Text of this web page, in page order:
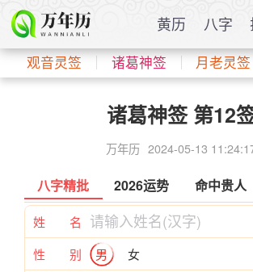
黄历 八字
观音灵签 诸葛神签 月老灵签
诸葛神签 第12
万年历 2024-05-13
八字精批 2026运势 命中贵人
姓 名
性 别
男
女